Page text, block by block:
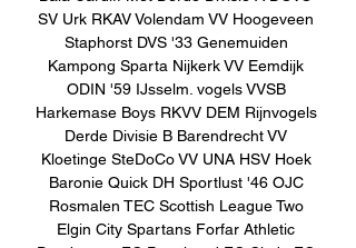
SV Urk RKAV Volendam VV Hoogeveen
Staphorst DVS '33 Genemuiden
Kampong Sparta Nijkerk VV Eemdijk
ODIN '59 IJsselm. vogels VVSB
Harkemase Boys RKVV DEM Rijnvogels
Derde Divisie B Barendrecht VV
Kloetinge SteDoCo VV UNA HSV Hoek
Baronie Quick DH Sportlust '46 OJC
Rosmalen TEC Scottish League Two
Elgin City Spartans Forfar Athletic